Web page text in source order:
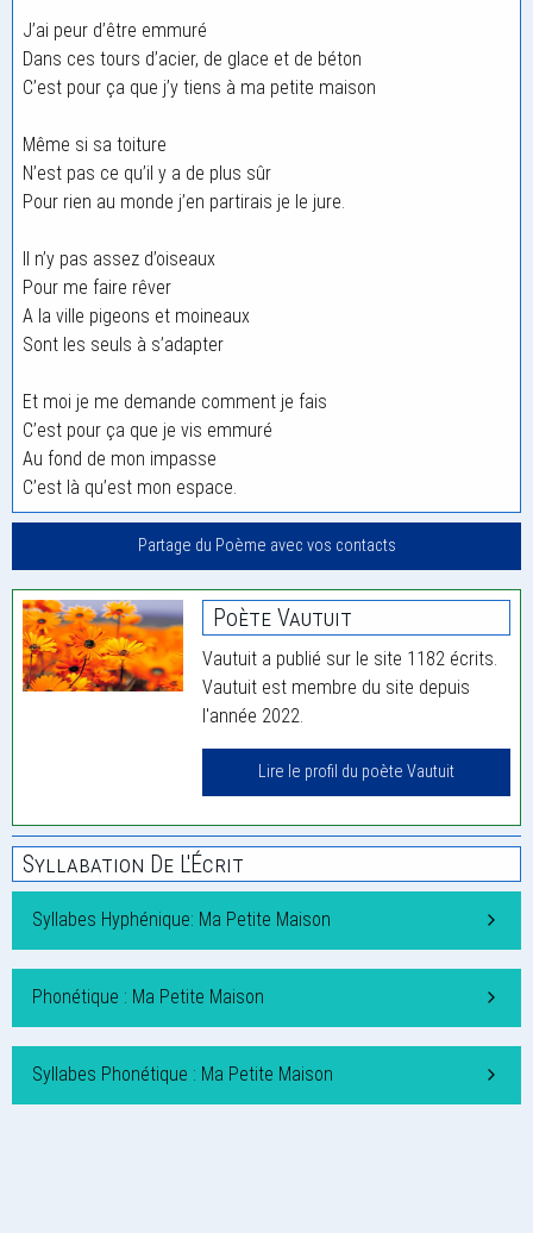
J’ai peur d’être emmuré
Dans ces tours d’acier, de glace et de béton
C’est pour ça que j’y tiens à ma petite maison
Même si sa toiture
N’est pas ce qu’il y a de plus sûr
Pour rien au monde j’en partirais je le jure.
Il n’y pas assez d’oiseaux
Pour me faire rêver
A la ville pigeons et moineaux
Sont les seuls à s’adapter
Et moi je me demande comment je fais
C’est pour ça que je vis emmuré
Au fond de mon impasse
C’est là qu’est mon espace.
Partage du Poème avec vos contacts
Poète Vautuit
Vautuit a publié sur le site 1182 écrits.
Vautuit est membre du site depuis
l'année 2022.
Lire le profil du poète Vautuit
Syllabation De L'Écrit
Syllabes Hyphénique: Ma Petite Maison
Phonétique : Ma Petite Maison
Syllabes Phonétique : Ma Petite Maison